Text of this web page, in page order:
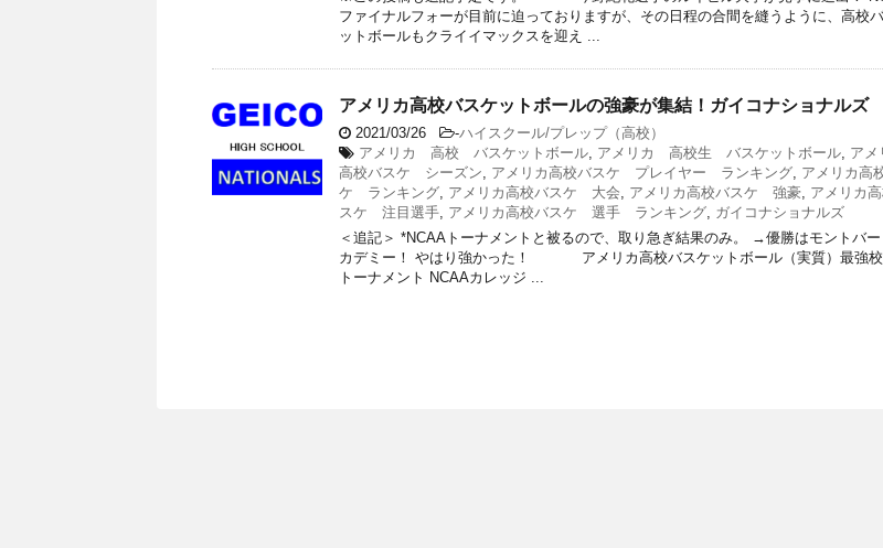
ファイナルフォーが目前に迫っておりますが、その日程の合間を縫うように、高校
ットボールもクライイマックスを迎え ...
アメリカ高校バスケットボールの強豪が集結！ガイコナショナルズ
2021/03/26 -ハイスクール/プレップ（高校）
アメリカ 高校 バスケットボール, アメリカ 高校生 バスケットボール, アメ
高校バスケ シーズン, アメリカ高校バスケ プレイヤー ランキング, アメリカ高
ケ ランキング, アメリカ高校バスケ 大会, アメリカ高校バスケ 強豪, アメリカ
スケ 注目選手, アメリカ高校バスケ 選手 ランキング, ガイコナショナルズ
＜追記＞ *NCAAトーナメントと被るので、取り急ぎ結果のみ。 →優勝はモントバー
カデミー！ やはり強かった！ アメリカ高校バスケットボール（実質）最強校
トーナメント NCAAカレッジ ...